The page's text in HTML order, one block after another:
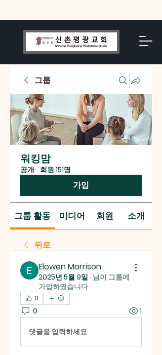
그룹
워킹맘
공개 · 회원 151명
가입
그룹 활동 미디어 회원 소개
뒤로
Elowen Morrison
2025년 5월 9일 · 님이 그룹에
가입하였습니다.
0
0 1
댓글을 입력하세요.